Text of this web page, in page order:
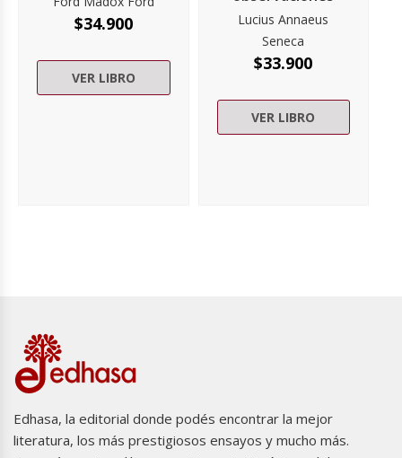
$34.900
VER LIBRO
Lucius Annaeus
Seneca
$33.900
VER LIBRO
Edhasa, la editorial donde podés encontrar la mejor
literatura, los más prestigiosos ensayos y mucho más.